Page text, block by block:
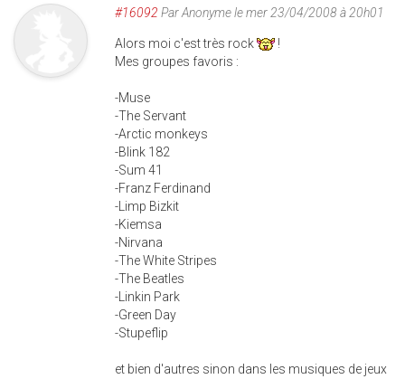
#16092 ParAnonymele mer 23/04/2008 à 20h01
Alors moi c'est très rock
!
Mes groupes favoris :
-Muse
-The Servant
-Arctic monkeys
-Blink 182
-Sum 41
-Franz Ferdinand
-Limp Bizkit
-Kiemsa
-Nirvana
-The White Stripes
-The Beatles
-Linkin Park
-Green Day
-Stupeflip
et bien d'autres sinon dans les musiques de jeux